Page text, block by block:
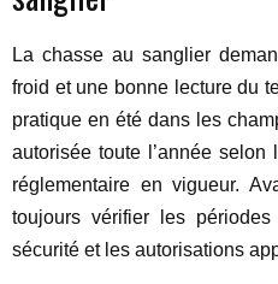
La chasse au sanglier
froid et une bonne lecture du
pratique en été dans les
autorisée toute l’année
réglementaire en vigueur.
toujours vérifier les
sécurité et les autorisations